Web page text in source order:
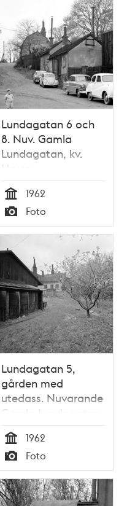
Lundagatan 6 och
8. Nuv. Gamla
Lundagatan, kv.
Haren
Tid
1962
Typ
Foto
Lundagatan 5,
gården med
utedass. Nuvarande
Gamla Lundagatan,
kv. Haren
Tid
1962
Typ
Foto